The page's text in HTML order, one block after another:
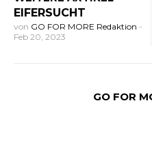
EIFERSUCHT
von GO FOR MORE Redaktion -
Feb 20, 2023
GO FOR